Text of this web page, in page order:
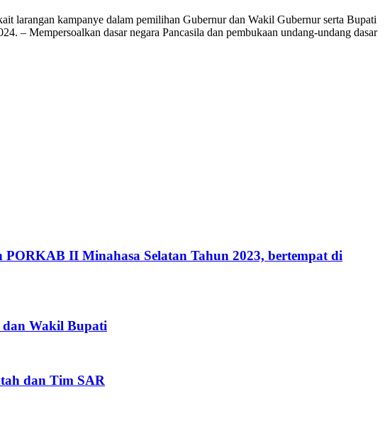
larangan kampanye dalam pemilihan Gubernur dan Wakil Gubernur serta Bupati
– Mempersoalkan dasar negara Pancasila dan pembukaan undang-undang dasar
II Minahasa Selatan Tahun 2023, bertempat di
dan Wakil Bupati
dan Tim SAR